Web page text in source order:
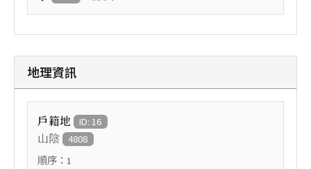
地理資訊
戶籍地 ID: 16
山陰 4808
順序： 1